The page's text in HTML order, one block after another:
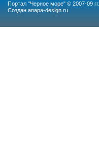
Портал "Черное море" © 2007-09 гг.
Создан anapa-design.ru